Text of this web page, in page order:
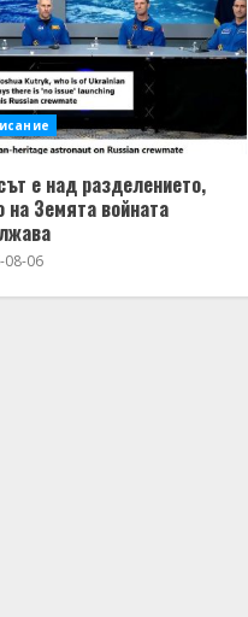
е над разделението,
на Земята войната
08-06